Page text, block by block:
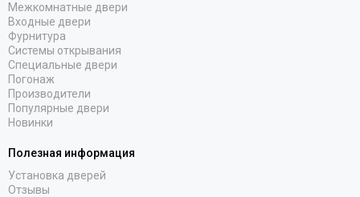
Межкомнатные двери
Входные двери
Фурнитура
Системы открывания
Специальные двери
Погонаж
Производители
Популярные двери
Новинки
Полезная информация
Установка дверей
Отзывы